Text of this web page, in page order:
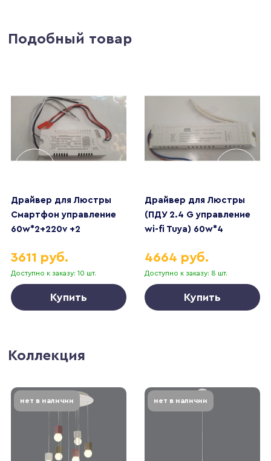
Подобный товар
Драйвер для Люстры
Смартфон управление
60w*2+220v +2
Доступно к заказу: 10 шт.
3611 руб.
Купить
Драйвер для Люстры
(ПДУ 2.4 G управление
wi-fi Tuya) 60w*4
Доступно к заказу: 8 шт.
4664 руб.
Купить
Коллекция
нет в наличии нет в наличии